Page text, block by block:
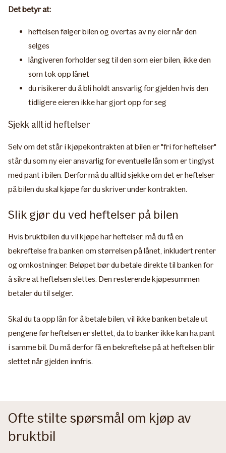
Det betyr at:
heftelsen følger bilen og overtas av ny eier når den
selges
långiveren forholder seg til den som eier bilen, ikke den
som tok opp lånet
du risikerer du å bli holdt ansvarlig for gjelden hvis den
tidligere eieren ikke har gjort opp for seg
Sjekk alltid heftelser
​Selv om det står i kjøpekontrakten at bilen er "fri for heftelser"
står du som ny eier ansvarlig for eventuelle lån som er tinglyst
med pant i bilen. Derfor må du alltid sjekke om det er heftelser
på bilen du skal kjøpe før du skriver under kontrakten.
Slik gjør du ved heftelser på bilen
Hvis bruktbilen du vil kjøpe har heftelser, må du få en
bekreftelse fra banken om størrelsen på lånet, inkludert renter
og omkostninger. Beløpet bør du betale direkte til banken for
å sikre at heftelsen slettes. Den resterende kjøpesummen
betaler du til selger.
Skal du ta opp lån for å betale bilen, vil ikke banken betale ut
pengene før heftelsen er slettet, da to banker ikke kan ha pant
i samme bil. Du må derfor få en bekreftelse på at heftelsen blir
slettet når gjelden innfris.
Ofte stilte spørsmål om kjøp av
bruktbil